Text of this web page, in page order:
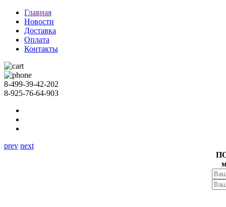
Главная
Новости
Доставка
Оплата
Контакты
8-499-39-42-202
8-925-76-64-903
prev next